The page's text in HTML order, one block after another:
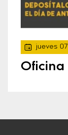
jueves
Oficina